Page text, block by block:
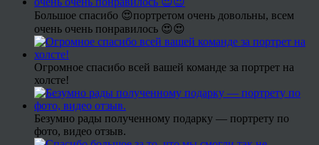
Большое спасибо 😍портретом очень довольны, всем
очень очень понравилось 😍😍
Огромное спасибо всей вашей команде за портрет на
холсте!
Безумно рады полученному подарку — портрету по
фото, видео отзыв.